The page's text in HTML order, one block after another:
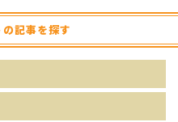
記事を探す